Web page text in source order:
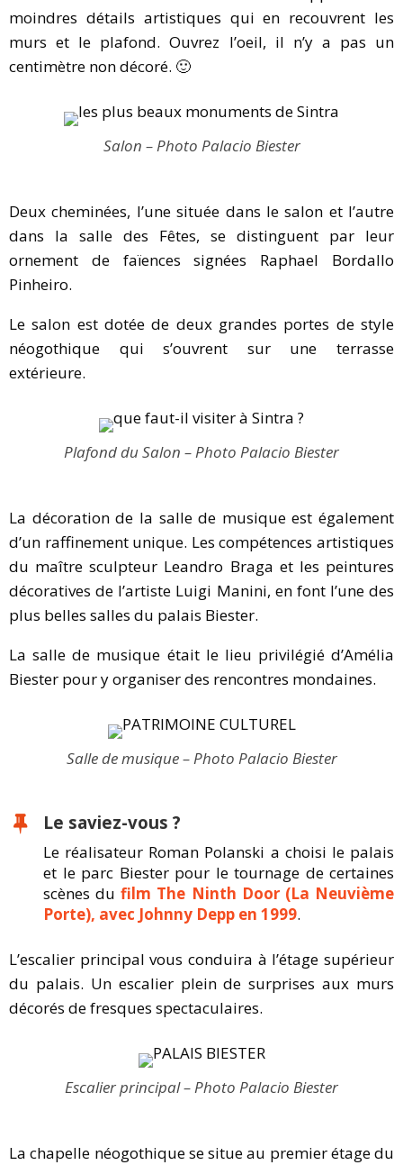
moindres détails artistiques qui en recouvrent les
murs et le plafond. Ouvrez l’oeil, il n’y a pas un
centimètre non décoré. 🙂
Salon – Photo Palacio Biester
Deux cheminées, l’une située dans le salon et l’autre
dans la salle des Fêtes, se distinguent par leur
ornement de faïences signées Raphael Bordallo
Pinheiro.
Le salon est dotée de deux grandes portes de style
néogothique qui s’ouvrent sur une terrasse
extérieure.
Plafond du Salon – Photo Palacio Biester
La décoration de la salle de musique est également
d’un raffinement unique. Les compétences artistiques
du maître sculpteur Leandro Braga et les peintures
décoratives de l’artiste Luigi Manini, en font l’une des
plus belles salles du palais Biester.
La salle de musique était le lieu privilégié d’Amélia
Biester pour y organiser des rencontres mondaines.
Salle de musique – Photo Palacio Biester
Le saviez-vous ?
Le réalisateur Roman Polanski a choisi le palais
et le parc Biester pour le tournage de certaines
scènes dufilm The Ninth Door (La Neuvième
Porte), avec Johnny Depp en 1999.
L’escalier principal vous conduira à l’étage supérieur
du palais. Un escalier plein de surprises aux murs
décorés de fresques spectaculaires.
Escalier principal – Photo Palacio Biester
La chapelle néogothique se situe au premier étage du